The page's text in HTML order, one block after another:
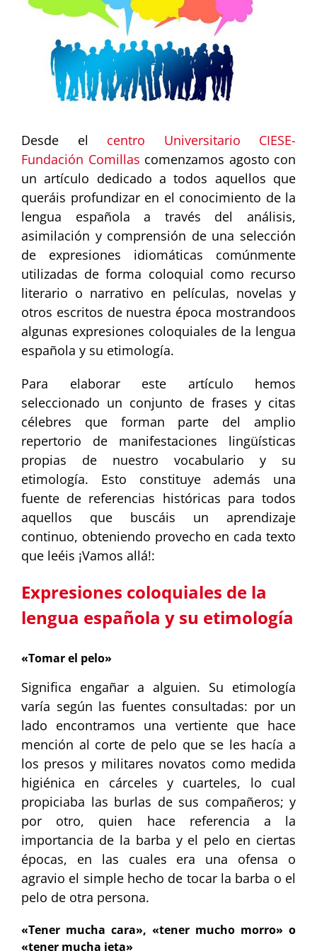
Desde el centro Universitario CIESE-
Fundación Comillas comenzamos agosto con
un artículo dedicado a todos aquellos que
queráis profundizar en el conocimiento de la
lengua española a través del análisis,
asimilación y comprensión de una selección
de expresiones idiomáticas comúnmente
utilizadas de forma coloquial como recurso
literario o narrativo en películas, novelas y
otros escritos de nuestra época mostrandoos
algunas expresiones coloquiales de la lengua
española y su etimología.
Para elaborar este artículo hemos
seleccionado un conjunto de frases y citas
célebres que forman parte del amplio
repertorio de manifestaciones lingüísticas
propias de nuestro vocabulario y su
etimología. Esto constituye además una
fuente de referencias históricas para todos
aquellos que buscáis un aprendizaje
continuo, obteniendo provecho en cada texto
que leéis ¡Vamos allá!:
Expresiones coloquiales de la
lengua española y su etimología
«Tomar el pelo»
Significa engañar a alguien. Su etimología
varía según las fuentes consultadas: por un
lado encontramos una vertiente que hace
mención al corte de pelo que se les hacía a
los presos y militares novatos como medida
higiénica en cárceles y cuarteles, lo cual
propiciaba las burlas de sus compañeros; y
por otro, quien hace referencia a la
importancia de la barba y el pelo en ciertas
épocas, en las cuales era una ofensa o
agravio el simple hecho de tocar la barba o el
pelo de otra persona.
«Tener mucha cara», «tener mucho morro» o
«tener mucha jeta»